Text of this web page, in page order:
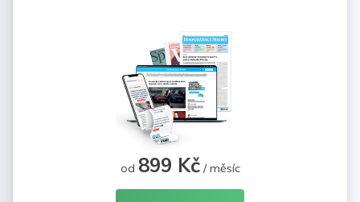
od 899 Kč/ měsíc